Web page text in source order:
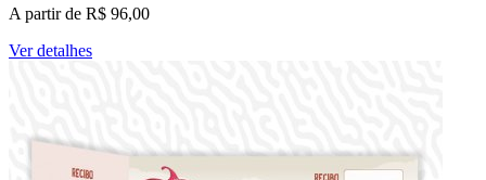
A partir de R$ 96,00
Ver detalhes